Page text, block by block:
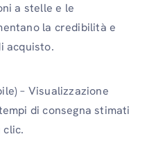
a stelle e le
la credibilità e
acquisto.
– Visualizzazione
di consegna stimati
clic.